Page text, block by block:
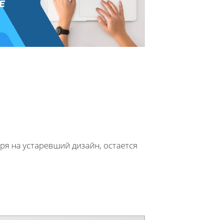
на устаревший дизайн, остается